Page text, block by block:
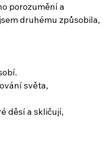
porozumění a
druhému způsobila,
světa,
děsí a skličují,